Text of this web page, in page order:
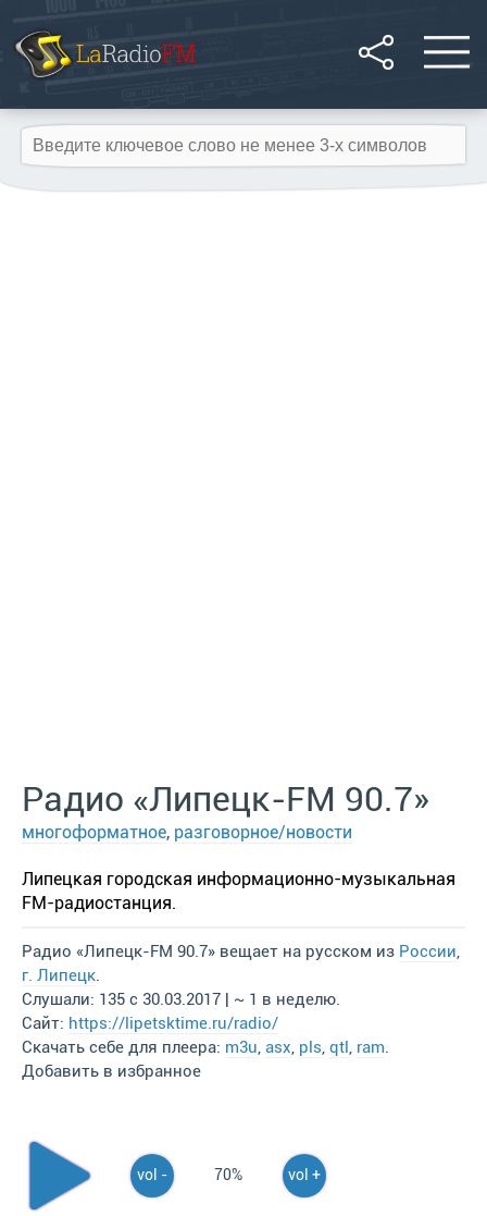
Радио «Липецк-FM 90.7»
многоформатное, разговорное/новости
Липецкая городская информационно-музыкальная
FM-радиостанция.
Радио «Липецк-FM 90.7» вещает на русском из России,
г. Липецк.
Слушали: 135 с 30.03.2017 | ~ 1 в неделю.
Сайт: https://lipetsktime.ru/radio/
Скачать себе для плеера: m3u, asx, pls, qtl, ram.
Добавить в избранное
vol - 70% vol +